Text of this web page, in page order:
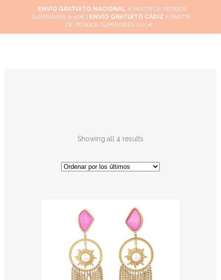
Showing all 4 results
ENVÍO GRATUITO NACIONAL A PARTIR DE PEDIDOS
SUPERIORES A 50€ |
ENVÍO GRATUITO CÁDIZ A PARTIR
DE PEDIDOS SUPERIORES A 10€